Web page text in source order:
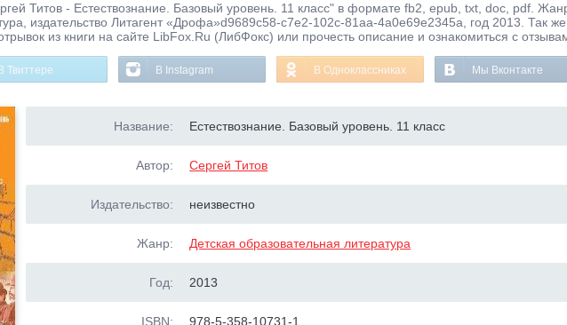
Титов - Естествознание. Базовый уровень. 11 класс" в формате fb2, epub, txt, doc, pdf.
издательство Литагент «Дрофа»d9689c58-c7e2-102c-81aa-4a0e69e2345a, год 2013. Так
из книги на сайте LibFox.Ru (ЛибФокс) или прочесть описание и ознакомиться с
В Твиттере В Instagram В Одноклассниках Мы Вконтакте
Название: Естествознание. Базовый уровень. 11 класс
Автор: Сергей Титов
Издательство: неизвестно
Жанр: Детская образовательная литература
Год: 2013
ISBN: 978-5-358-10731-1